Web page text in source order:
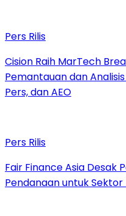
Pers Rilis
Cision Raih MarTech
Pemantauan dan
Pers, dan AEO
Pers Rilis
Fair Finance Asia Desak
Pendanaan untuk Sektor